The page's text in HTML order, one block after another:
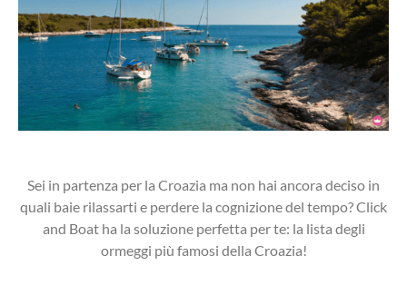
Sei in partenza per la Croazia ma non hai ancora deciso in
quali baie rilassarti e perdere la cognizione del tempo? Click
and Boat ha la soluzione perfetta per te: la lista degli
ormeggi più famosi della Croazia!